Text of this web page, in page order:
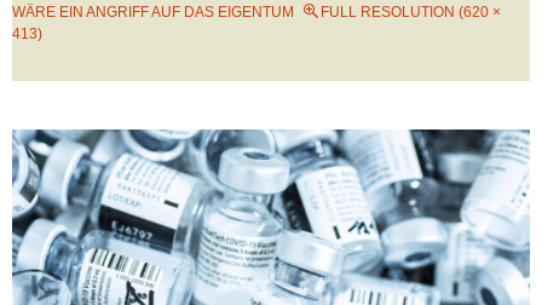
WÄRE EIN ANGRIFF AUF DAS EIGENTUM
FULL RESOLUTION (620 ×
413)